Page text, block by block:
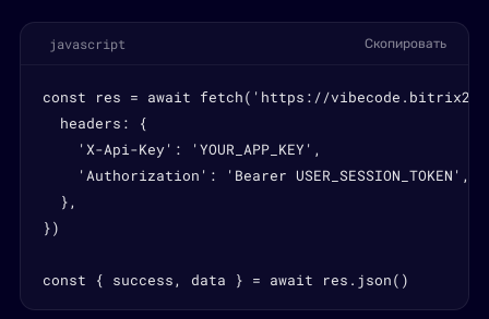
javascript Скопировать
const res = await fetch('https://
  headers: {
    'X-Api-Key': 'YOUR_APP_KEY',
    'Authorization': 'Bearer USER_SESSION_TOKEN',
  },
})
const { success, data } = await res.json()